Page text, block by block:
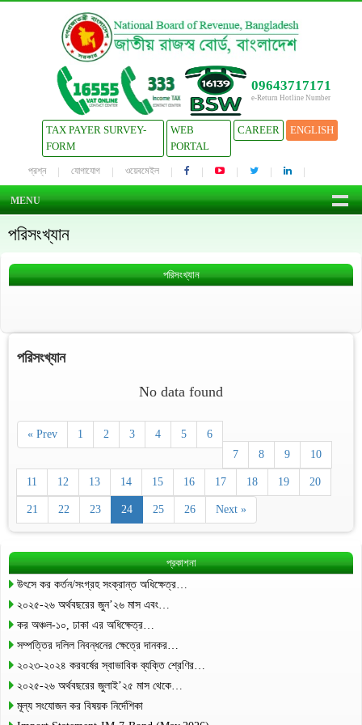
09643717171
e-Return Hotline Number
TAX PAYER SURVEY-
FORM
WEB
PORTAL
CAREER ENGLISH
প্রশ্ন যোগাযোগ ওয়েবমেইল
MENU
পরিসংখ্যান
পরিসংখ্যান
পরিসংখ্যান
No data found
« Prev 1 2 3 4 5
6
7
8 9 10
11 12 13 14 15 16 17 18 19 20
21 22 23 24 25 26 Next »
প্রকাশনা
উৎসে কর কর্তন/সংগ্রহ সংক্রান্ত অধিক্ষেত্র…
২০২৫-২৬ অর্থবছরের জুন’২৬ মাস এবং…
কর অঞ্চল-১০, ঢাকা এর অধিক্ষেত্র…
সম্পত্তির দলিল নিবন্ধনের ক্ষেত্রে দানকর…
২০২৩-২০২৪ করবর্ষের স্বাভাবিক ব্যক্তি শ্রেণির…
২০২৫-২৬ অর্থবছরের জুলাই’২৫ মাস থেকে…
মূল্য সংযোজন কর বিষয়ক নির্দেশিকা